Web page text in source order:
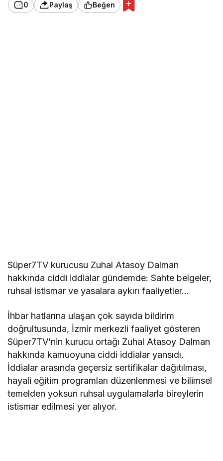
0 Paylaş Beğen
Süper7TV kurucusu Zuhal Atasoy Dalman
hakkında ciddi iddialar gündemde: Sahte belgeler,
ruhsal istismar ve yasalara aykırı faaliyetler…
İhbar hatlarına ulaşan çok sayıda bildirim
doğrultusunda, İzmir merkezli faaliyet gösteren
Süper7TV’nin kurucu ortağı Zuhal Atasoy Dalman
hakkında kamuoyuna ciddi iddialar yansıdı.
İddialar arasında geçersiz sertifikalar dağıtılması,
hayali eğitim programları düzenlenmesi ve bilimsel
temelden yoksun ruhsal uygulamalarla bireylerin
istismar edilmesi yer alıyor.